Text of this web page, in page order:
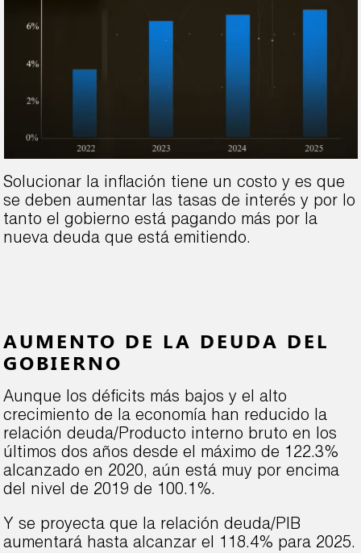
Solucionar la inflación tiene un costo y es que
se deben aumentar las tasas de interés y por lo
tanto el gobierno está pagando más por la
nueva deuda que está emitiendo.
AUMENTO DE LA DEUDA DEL
GOBIERNO
Aunque los déficits más bajos y el alto
crecimiento de la economía han reducido la
relación deuda/Producto interno bruto en los
últimos dos años desde el máximo de 122.3%
alcanzado en 2020, aún está muy por encima
del nivel de 2019 de 100.1%.
Y se proyecta que la relación deuda/PIB
aumentará hasta alcanzar el 118.4% para 2025.